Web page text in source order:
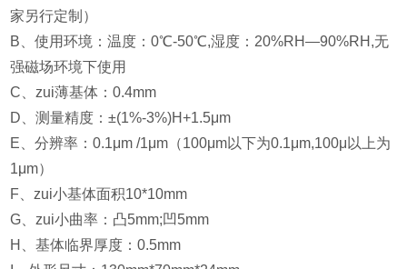
家另行定制）
B、使用环境：温度：0℃-50℃,湿度：20%RH—90%RH,无
强磁场环境下使用
C、zui薄基体：0.4mm
D、测量精度：±(1%-3%)H+1.5μm
E、分辨率：0.1μm /1μm（100μm以下为0.1μm,100μ以上为
1μm）
F、zui小基体面积10*10mm
G、zui小曲率：凸5mm;凹5mm
H、基体临界厚度：0.5mm